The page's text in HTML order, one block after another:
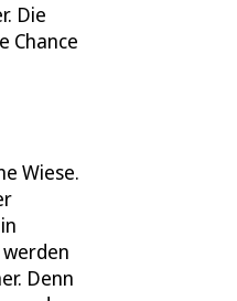
Die
Chance
Wiese.
Denn